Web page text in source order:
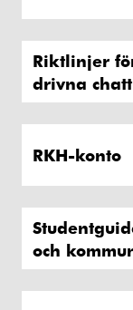
Riktlinjer
drivna
RKH-konto
och